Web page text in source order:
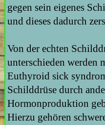
gegen sein eigenes
und dieses dadurch
Von der echten
unterschieden werden
Euthyroid sick
Schilddrüse durch
Hormonproduktion
Hierzu gehören